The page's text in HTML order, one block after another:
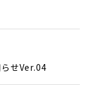
せVer.04